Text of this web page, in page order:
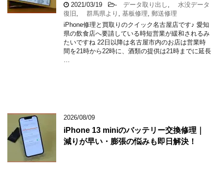
2021/03/19 - データ取り出し
水没データ
復旧
群馬県より 基板修理 郵送修理
iPhone修理と買取りのクイック名古屋店です♪ 愛知
県の飲食店へ要請している時短営業が緩和されるみ
たいですね 22日以降は名古屋市内のお店は営業時
間を21時から22時に、酒類の提供は21時までに延長
2026/08/09
iPhone 13 miniのバッテリー交換修理｜
減りが早い・膨張の悩みも即日解決！